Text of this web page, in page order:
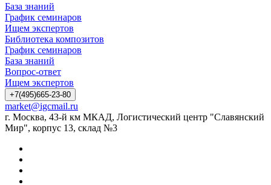
База знаний
График семинаров
Ищем экспертов
Библиотека композитов
График семинаров
База знаний
Вопрос-ответ
Ищем экспертов
+7(495)665-23-80
market@igcmail.ru
г. Москва, 43-й км МКАД, Логистический центр "Славянский
Мир", корпус 13, склад №3